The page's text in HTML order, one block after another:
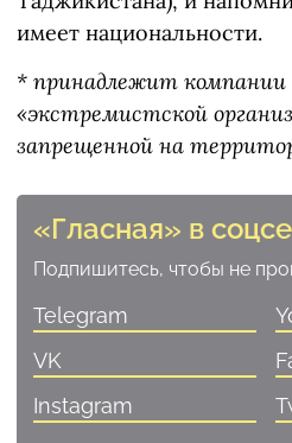
имеет национальности.
* принадлежит компании
«экстремистской
запрещенной на
«Гласная» в
Подпишитесь, чтобы не
Telegram
VK
Instagram